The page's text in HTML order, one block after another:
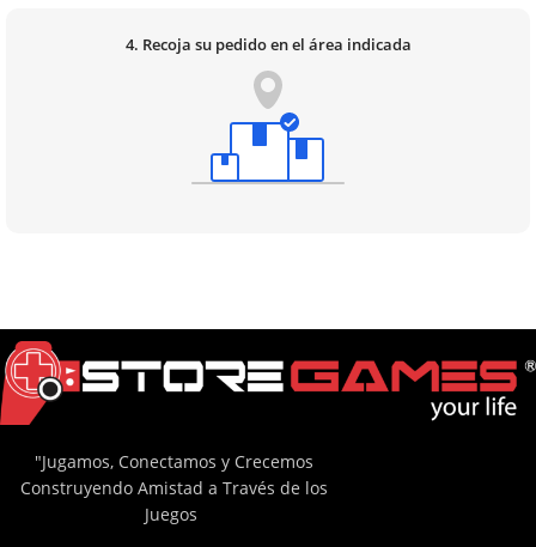
4. Recoja su pedido en el área indicada
"Jugamos, Conectamos y Crecemos
Construyendo Amistad a Través de los
Juegos